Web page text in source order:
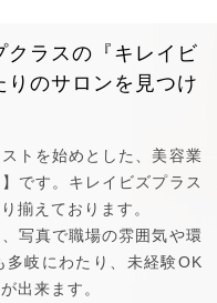
クラスの『キレイビ
りのサロンを見つけ
トを始めとした、美容業
です。キレイビズプラス
揃えております。
写真で職場の雰囲気や環
多岐にわたり、未経験OK
出来ます。